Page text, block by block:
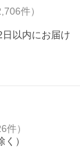
件）
以内にお届け
件）
）